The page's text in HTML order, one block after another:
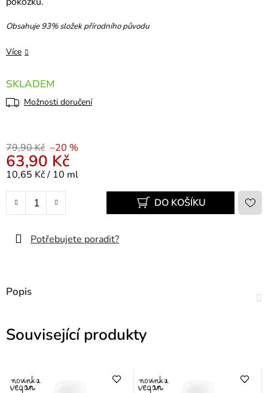
Obsahuje 93% složek přírodního původu
Více
SKLADEM
Možnosti doručení
79,90 Kč –20 %
63,90 Kč
Měrná cena:
10,65 Kč / 10 ml
DO KOŠÍKU
Potřebujete poradit?
Popis
Související produkty